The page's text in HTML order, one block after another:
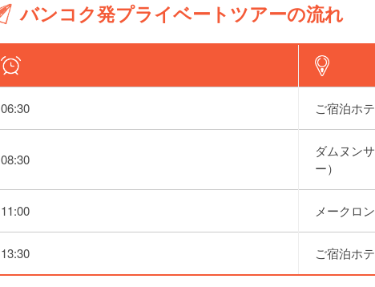
バンコク発プライベートツアーの流れ
06:30 ご宿泊ホ
08:30
ダムヌン
ー）
11:00 メークロ
13:30 ご宿泊ホ